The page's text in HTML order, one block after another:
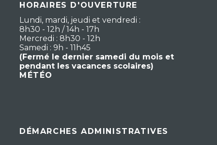
HORAIRES D'OUVERTURE
Lundi, mardi, jeudi et vendredi :
8h30 - 12h / 14h - 17h
Mercredi : 8h30 - 12h
Samedi : 9h - 11h45
(Fermé le dernier samedi du mois et
pendant les vacances scolaires)
MÉTÉO
DÉMARCHES ADMINISTRATIVES